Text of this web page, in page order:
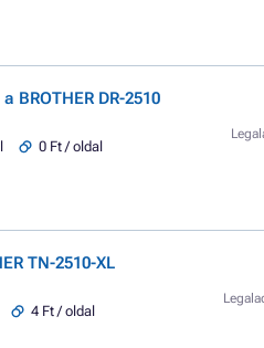
BROTHER DR-2510
0 Ft / oldal
TN-2510-XL
4 Ft / oldal